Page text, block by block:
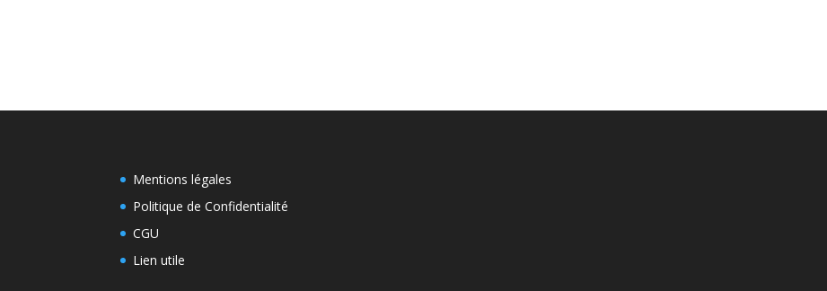
Mentions légales
Politique de Confidentialité
CGU
Lien utile